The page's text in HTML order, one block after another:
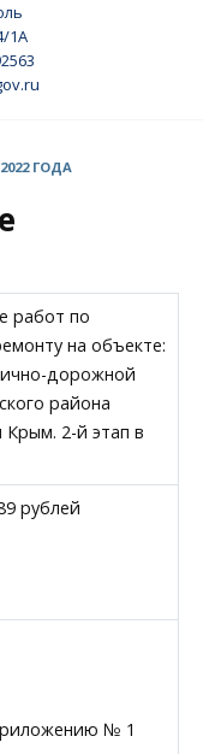
1А
ГОДА
работ по
на объекте:
дорожной
района
Крым. 2-й этап в
рублей
№ 1